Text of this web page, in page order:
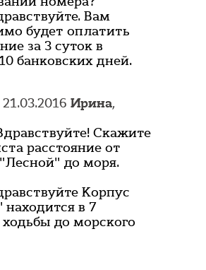
Вам
будет оплатить
за 3 суток в
банковских дней.
Ирина,
Скажите
расстояние от
до моря.
Корпус
в 7
до морского